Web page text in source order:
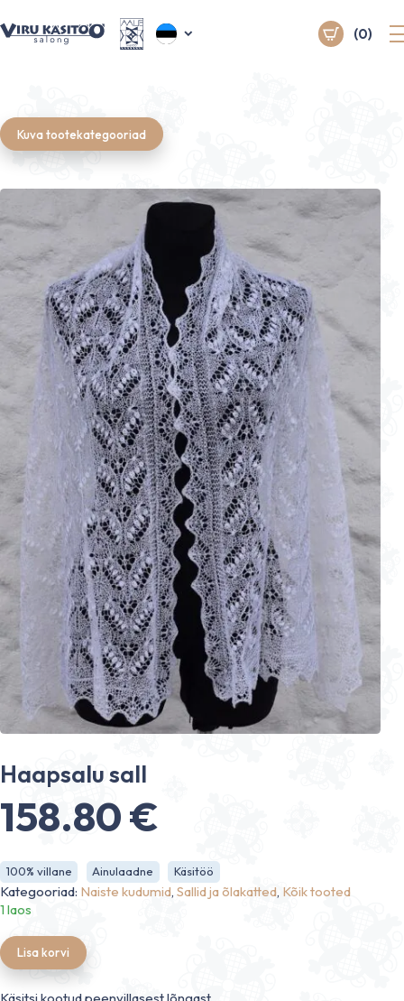
(0)
Kuva tootekategooriad
Haapsalu sall
158.80€
100% villane Ainulaadne Käsitöö
Kategooriad: Naiste kudumid, Sallid ja õlakatted, Kõik tooted
1 laos
Lisa korvi